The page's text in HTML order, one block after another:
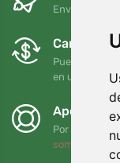
Envío gratuito
Cambios
Puede
en un plazo
Apoyamos
Por cada
somos